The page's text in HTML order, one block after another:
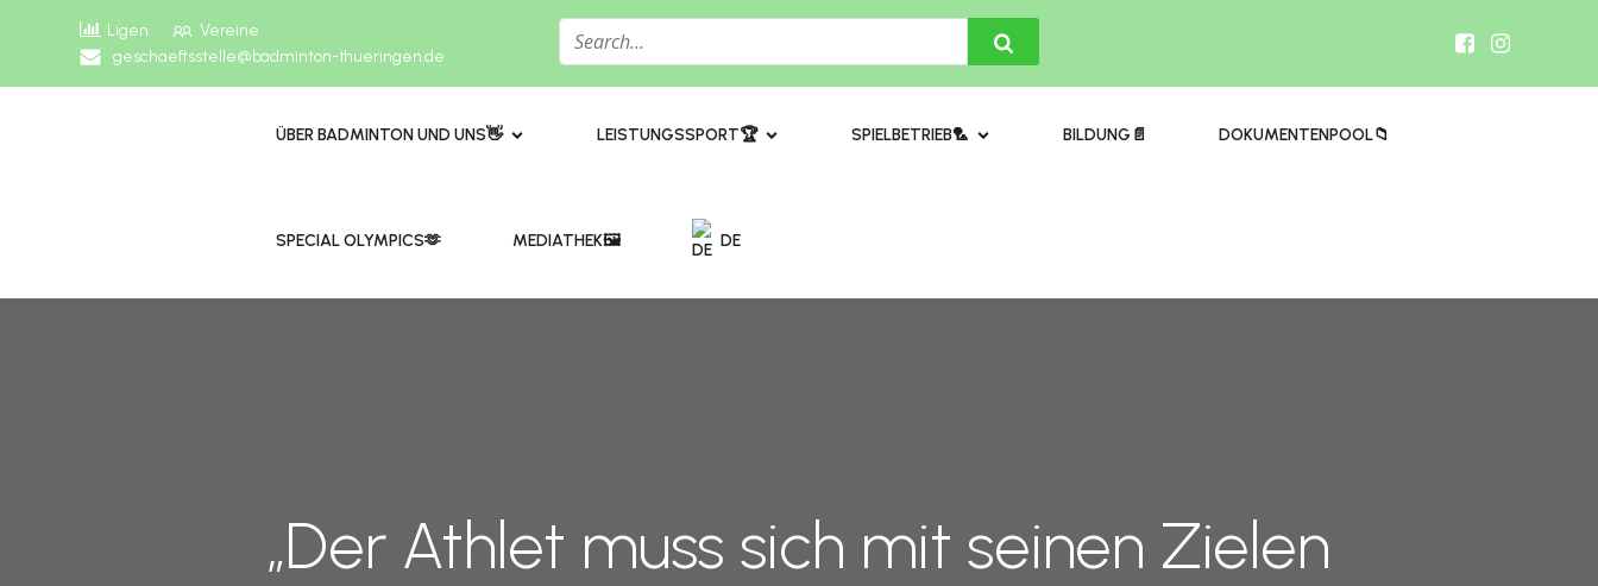
Ligen
Vereine
geschaeftsstelle@badminton-thueringen.de
ÜBER BADMINTON UND UNS👋 ​LEISTUNGSSPORT🏆 SPIELBETRIEB🏸 BILDUNG📄 DOKUMENTENPOOL📁
​​SPECIAL OLYMPICS🫶 MEDIATHEK🖼️​ DE
„Der Athlet muss sich mit seinen Zielen